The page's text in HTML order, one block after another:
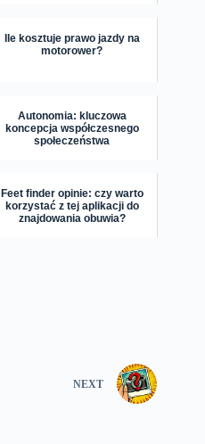
Ile kosztuje prawo jazdy na
motorower?
Autonomia: kluczowa
koncepcja współczesnego
społeczeństwa
Feet finder opinie: czy warto
korzystać z tej aplikacji do
znajdowania obuwia?
NEXT